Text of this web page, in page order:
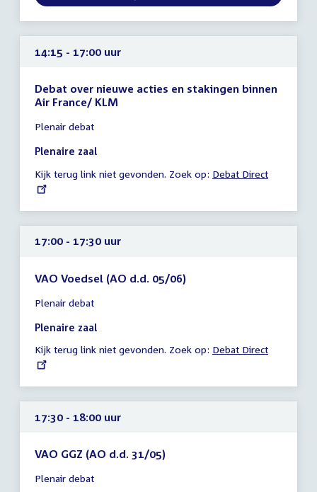
uur
14:15 - 17:00 uur
Debat over nieuwe acties en stakingen binnen
Air France/ KLM
vergadering
14:15
17:00
uur
Plenair debat
Plenaire zaal
Kijk terug link niet gevonden. Zoek op: External
Debat Direct
17:00 - 17:30 uur
VAO Voedsel (AO d.d. 05/06)
vergadering
17:00
17:30
uur
Plenair debat
Plenaire zaal
Kijk terug link niet gevonden. Zoek op: External
Debat Direct
17:30 - 18:00 uur
VAO GGZ (AO d.d. 31/05)
vergadering
Plenair debat